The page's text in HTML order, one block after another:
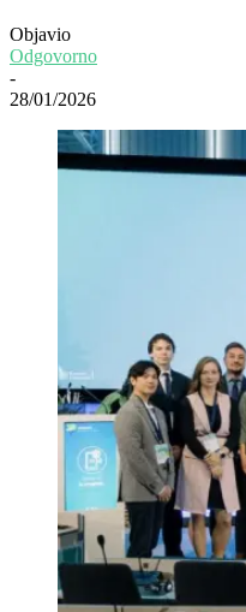
Objavio
Odgovorno
-
28/01/2026